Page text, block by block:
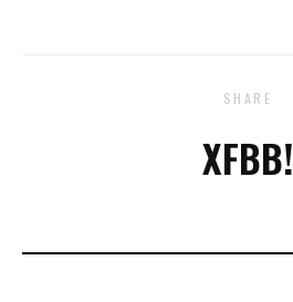
SHARE
XFBB!